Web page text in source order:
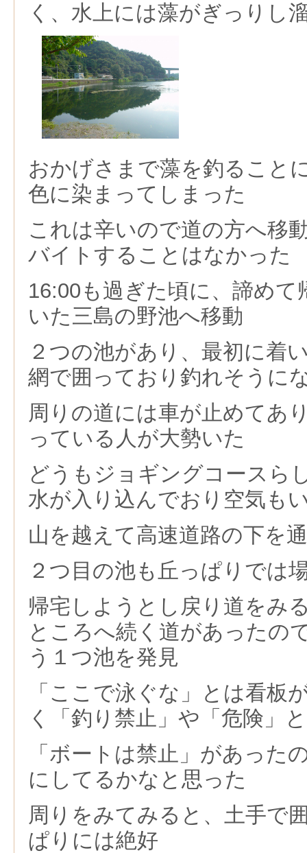
く、水上には藻がぎっりし
おかげさまで藻を釣ること
色に染まってしまった
これは辛いので道の方へ移
バイトすることはなかった
16:00も過ぎた頃に、諦め
いた三島の野池へ移動
２つの池があり、最初に着
網で囲っており釣れそうに
周りの道には車が止めてあ
っている人が大勢いた
どうもジョギングコースら
水が入り込んでおり空気も
山を越えて高速道路の下を
２つ目の池も丘っぱりでは
帰宅しようとし戻り道をみ
ところへ続く道があったの
う１つ池を発見
「ここで泳ぐな」とは看板
く「釣り禁止」や「危険」
「ボートは禁止」があった
にしてるかなと思った
周りをみてみると、土手で
ぱりには絶好